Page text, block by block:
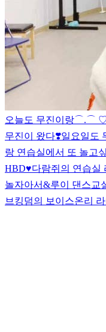
오늘도 무진이랑⌒.⌒
무진이 왔다❣일요일도
랑 연습실에서 또 놀고
HBD♥다람쥐의 연습
놀자아서&루이 댄스교
브 킹덤의 보이스온리